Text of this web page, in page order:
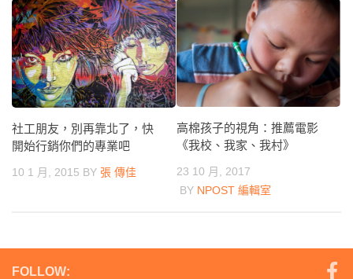
社工朋友，別再靠北了，快
開始行銷你們的專業吧
10 1 月, 2015 BY 張 傳佳
高棉孩子的視角：推薦電影
《我校、我家、我村》
23 10 月, 2017
BY NPOST 編輯室
FOLLOW: